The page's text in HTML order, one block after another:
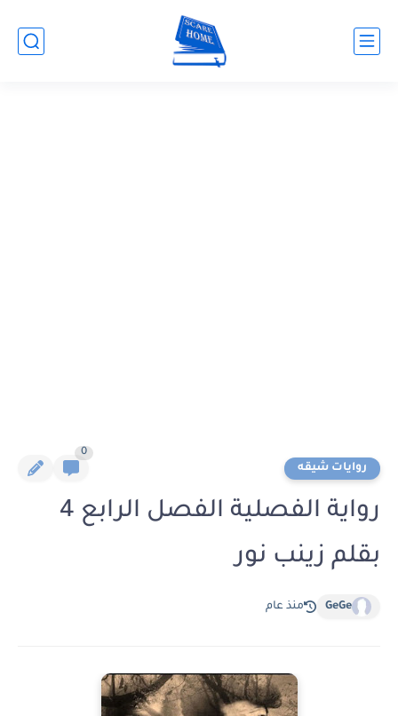
روايات شيقه
0
رواية الفصلية الفصل الرابع 4
بقلم زينب نور
GeGe منذ عام